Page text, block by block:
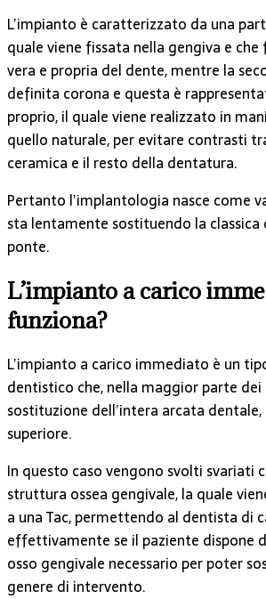
L’impianto è caratterizzato da una
quale viene fissata nella gengiva e
vera e propria del dente, mentre la
definita corona e questa è
proprio, il quale viene realizzato in
quello naturale, per evitare contrasti
ceramica e il resto della dentatura.
Pertanto l’implantologia nasce come
sta lentamente sostituendo la classica
ponte.
L’impianto a carico
funziona?
L’impianto a carico immediato è un
dentistico che, nella maggior parte dei
sostituzione dell’intera arcata
superiore.
In questo caso vengono svolti svariati
struttura ossea gengivale, la quale
a una Tac, permettendo al dentista di
effettivamente se il paziente dispone
osso gengivale necessario per poter
genere di intervento.